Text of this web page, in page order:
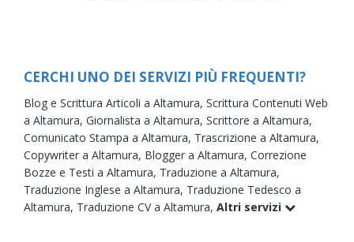
CERCHI UNO DEI SERVIZI PIÙ FREQUENTI?
Blog e Scrittura Articoli a Altamura, Scrittura Contenuti Web
a Altamura, Giornalista a Altamura, Scrittore a Altamura,
Comunicato Stampa a Altamura, Trascrizione a Altamura,
Copywriter a Altamura, Blogger a Altamura, Correzione
Bozze e Testi a Altamura, Traduzione a Altamura,
Traduzione Inglese a Altamura, Traduzione Tedesco a
Altamura, Traduzione CV a Altamura, Altri servizi